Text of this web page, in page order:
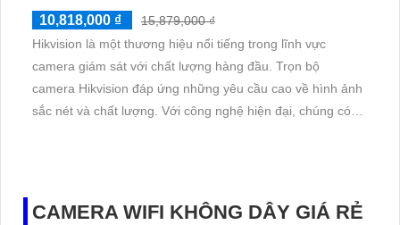
10,818,000 ₫
15,879,000 ₫
Hikvision là một thương hiệu nổi tiếng trong lĩnh vực
camera giám sát với chất lượng hàng đầu. Trọn bộ
camera Hikvision đáp ứng những yêu cầu cao về hình ảnh
sắc nét và chất lượng. Với công nghệ hiện đại, chúng có
CAMERA WIFI KHÔNG DÂY GIÁ RẺ